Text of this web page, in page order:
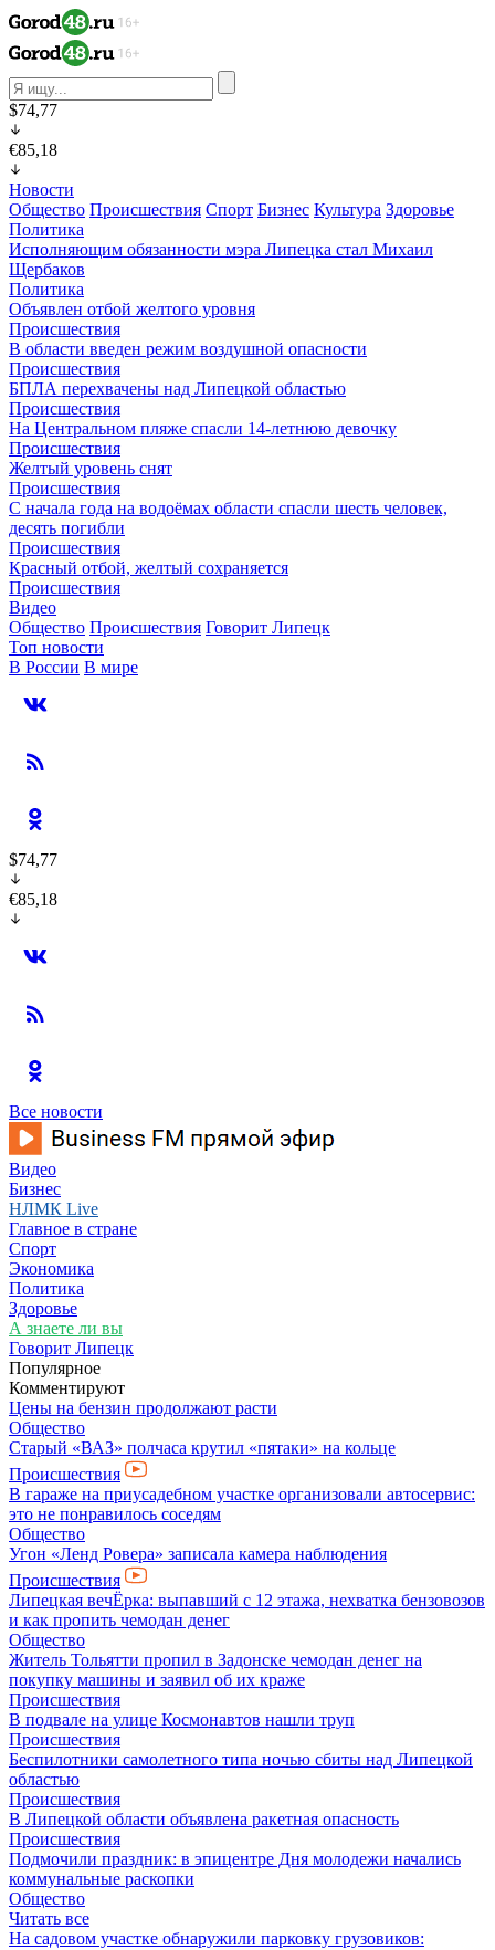
$74,77
€85,18
Новости
Общество Происшествия Спорт Бизнес Культура Здоровье
Политика
Исполняющим обязанности мэра Липецка стал Михаил
Щербаков
Политика
Объявлен отбой желтого уровня
Происшествия
В области введен режим воздушной опасности
Происшествия
БПЛА перехвачены над Липецкой областью
Происшествия
На Центральном пляже спасли 14-летнюю девочку
Происшествия
Желтый уровень снят
Происшествия
С начала года на водоёмах области спасли шесть человек,
десять погибли
Происшествия
Красный отбой, желтый сохраняется
Происшествия
Видео
Общество Происшествия Говорит Липецк
Топ новости
В России В мире
$74,77
€85,18
Все новости
Видео
Бизнес
НЛМК Live
Главное в стране
Спорт
Экономика
Политика
Здоровье
А знаете ли вы
Говорит Липецк
Популярное
Комментируют
Цены на бензин продолжают расти
Общество
Старый «ВАЗ» полчаса крутил «пятаки» на кольце
Происшествия
В гараже на приусадебном участке организовали автосервис:
это не понравилось соседям
Общество
Угон «Ленд Ровера» записала камера наблюдения
Происшествия
Липецкая вечЁрка: выпавший с 12 этажа, нехватка бензовозов
и как пропить чемодан денег
Общество
Житель Тольятти пропил в Задонске чемодан денег на
покупку машины и заявил об их краже
Происшествия
В подвале на улице Космонавтов нашли труп
Происшествия
Беспилотники самолетного типа ночью сбиты над Липецкой
областью
Происшествия
В Липецкой области объявлена ракетная опасность
Происшествия
Подмочили праздник: в эпицентре Дня молодежи начались
коммунальные раскопки
Общество
Читать все
На садовом участке обнаружили парковку грузовиков: